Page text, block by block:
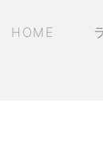
HOME